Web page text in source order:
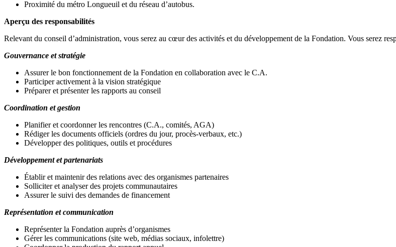
Proximité du métro Longueuil et du réseau d’autobus.
Aperçu des responsabilités
Relevant du conseil d’administration, vous serez au cœur des activités et du développement de la Fondation. Vous serez
Gouvernance et stratégie
Assurer le bon fonctionnement de la Fondation en collaboration avec le C.A.
Participer activement à la vision stratégique
Préparer et présenter les rapports au conseil
Coordination et gestion
Planifier et coordonner les rencontres (C.A., comités, AGA)
Rédiger les documents officiels (ordres du jour, procès-verbaux, etc.)
Développer des politiques, outils et procédures
Développement et partenariats
Établir et maintenir des relations avec des organismes partenaires
Solliciter et analyser des projets communautaires
Assurer le suivi des demandes de financement
Représentation et communication
Représenter la Fondation auprès d’organismes
Gérer les communications (site web, médias sociaux, infolettre)